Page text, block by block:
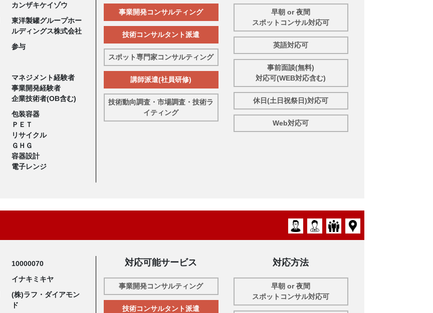
カンザキケイゾウ
東洋製罐グループホー
ルディングス株式会社
参与
マネジメント経験者
事業開発経験者
企業技術者(OB含む)
包装容器
ＰＥＴ
リサイクル
ＧＨＧ
容器設計
電子レンジ
事業開発コンサルティング
技術コンサルタント派遣
スポット専門家コンサルティング
講師派遣(社員研修)
技術動向調査・市場調査・技術ラ
イティング
早朝 or 夜間
スポットコンサル対応可
英語対応可
事前面談(無料)
対応可(WEB対応含む)
休日(土日祝祭日)対応可
Web対応可
10000070
イナキミキヤ
(株)ラフ・ダイアモン
ド
対応可能サービス
事業開発コンサルティング
技術コンサルタント派遣
対応方法
早朝 or 夜間
スポットコンサル対応可